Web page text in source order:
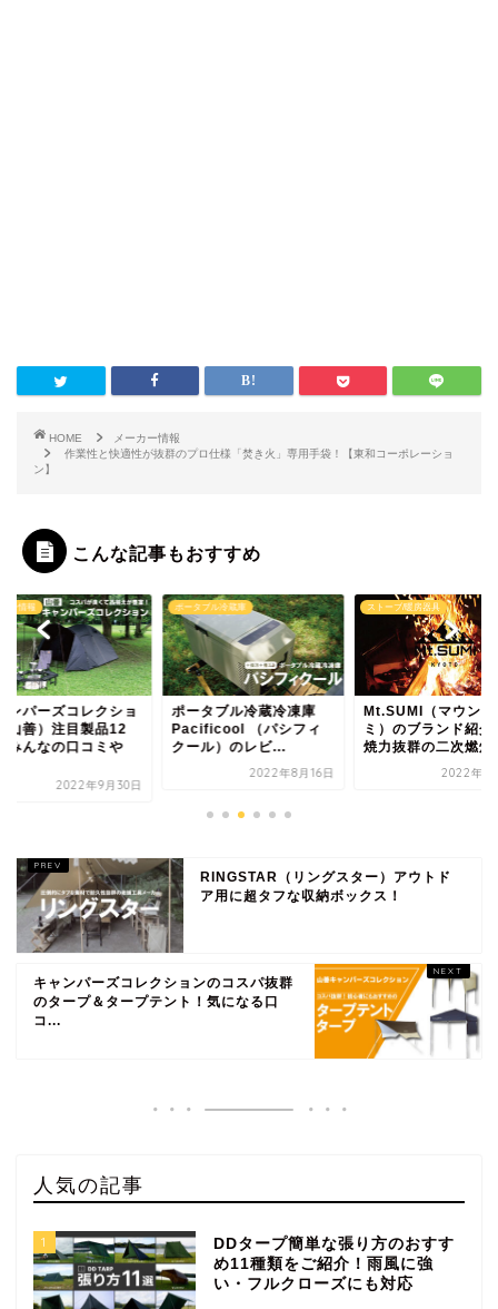
HOME
メーカー情報
作業性と快適性が抜群のプロ仕様「焚き火」専用手袋！【東和コーポレーショ
ン】
こんな記事もおすすめ
ー情報
ンパーズコレクショ
山善）注目製品12
みんなの口コミや
2022年9月30日
ポータブル冷蔵庫
ポータブル冷蔵冷凍庫
Pacificool （パシフィ
クール）のレビ...
2022年8月16日
ストーブ/暖房器具
Mt.SUMI（マウント
ミ）のブランド紹介
焼力抜群の二次燃焼
2022年8
RINGSTAR（リングスター）アウトド
ア用に超タフな収納ボックス！
キャンパーズコレクションのコスパ抜群
のタープ＆タープテント！気になる口
コ...
人気の記事
1
DDタープ簡単な張り方のおすす
め11種類をご紹介！雨風に強
い・フルクローズにも対応